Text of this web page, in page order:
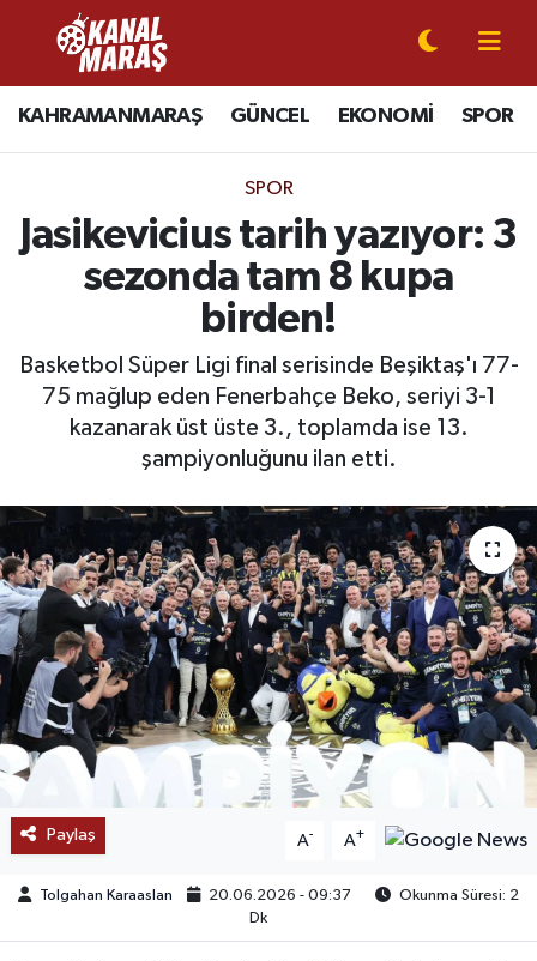
KAHRAMANMARAŞ GÜNCEL EKONOMİ SPOR
SPOR
Jasikevicius tarih yazıyor: 3
sezonda tam 8 kupa
birden!
Basketbol Süper Ligi final serisinde Beşiktaş'ı 77-
75 mağlup eden Fenerbahçe Beko, seriyi 3-1
kazanarak üst üste 3., toplamda ise 13.
şampiyonluğunu ilan etti.
Paylaş A- A+
Tolgahan Karaaslan 20.06.2026 - 09:37
Okunma Süresi: 2
Dk
CANLI YAYIN
KAHRAMANMARAŞ
GÜNCEL
SPOR
EKONOMİ
GÜNDEM
MAGAZİN
SAĞLIK
EĞİTİM
BÖLGE
KEŞFET
POPÜLER
DÜNYA
TREND
Kahramanmaraş Nöbetçi Eczaneler
Kahramanmaraş Hava Durumu
Kahramanmaraş Namaz Vakitleri
Kahramanmaraş Trafik Yoğunluk Haritası
Süper Lig Puan Durumu ve Fikstür
Tüm Manşetler
Son Dakika Haberleri
Haber Arşivi